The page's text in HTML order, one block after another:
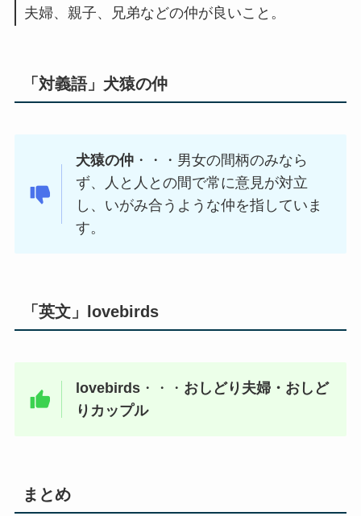
夫婦、親子、兄弟などの仲が良いこと。
「対義語」犬猿の仲
犬猿の仲 ・・・男女の間柄のみなら
ず、人と人との間で常に意見が対立
し、いがみ合うような仲を指していま
す。
「英文」 lovebirds
lovebirds ・・・ おしどり夫婦・おしど
りカップル
まとめ